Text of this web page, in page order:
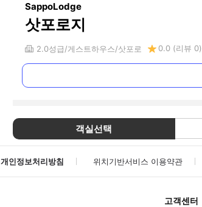
SappoLodge
삿포로지
2.0성급 게스트하우스 삿포로 0.0 (리뷰 0)
객실선택
개인정보처리방침 위치기반서비스 이용약관
고객센터